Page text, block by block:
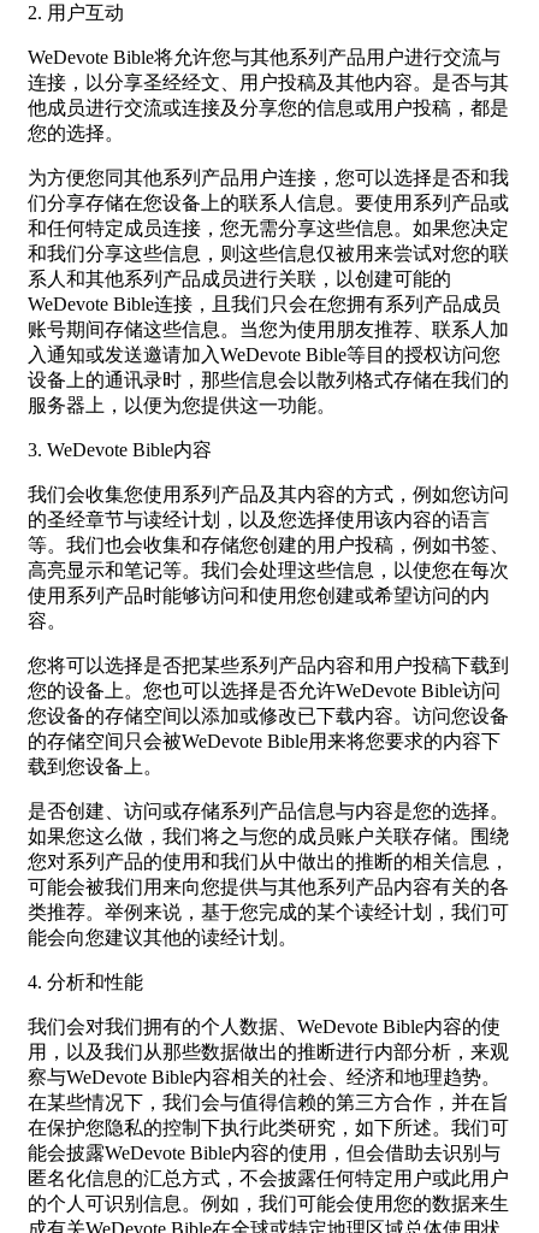
2. 用户互动
WeDevote Bible将允许您与其他系列产品用户进行交流与
连接，以分享圣经经文、用户投稿及其他内容。是否与其
他成员进行交流或连接及分享您的信息或用户投稿，都是
您的选择。
为方便您同其他系列产品用户连接，您可以选择是否和我
们分享存储在您设备上的联系人信息。要使用系列产品或
和任何特定成员连接，您无需分享这些信息。如果您决定
和我们分享这些信息，则这些信息仅被用来尝试对您的联
系人和其他系列产品成员进行关联，以创建可能的
WeDevote Bible连接，且我们只会在您拥有系列产品成员
账号期间存储这些信息。当您为使用朋友推荐、联系人加
入通知或发送邀请加入WeDevote Bible等目的授权访问您
设备上的通讯录时，那些信息会以散列格式存储在我们的
服务器上，以便为您提供这一功能。
3. WeDevote Bible内容
我们会收集您使用系列产品及其内容的方式，例如您访问
的圣经章节与读经计划，以及您选择使用该内容的语言
等。我们也会收集和存储您创建的用户投稿，例如书签、
高亮显示和笔记等。我们会处理这些信息，以使您在每次
使用系列产品时能够访问和使用您创建或希望访问的内
容。
您将可以选择是否把某些系列产品内容和用户投稿下载到
您的设备上。您也可以选择是否允许WeDevote Bible访问
您设备的存储空间以添加或修改已下载内容。访问您设备
的存储空间只会被WeDevote Bible用来将您要求的内容下
载到您设备上。
是否创建、访问或存储系列产品信息与内容是您的选择。
如果您这么做，我们将之与您的成员账户关联存储。围绕
您对系列产品的使用和我们从中做出的推断的相关信息，
可能会被我们用来向您提供与其他系列产品内容有关的各
类推荐。举例来说，基于您完成的某个读经计划，我们可
能会向您建议其他的读经计划。
4. 分析和性能
我们会对我们拥有的个人数据、WeDevote Bible内容的使
用，以及我们从那些数据做出的推断进行内部分析，来观
察与WeDevote Bible内容相关的社会、经济和地理趋势。
在某些情况下，我们会与值得信赖的第三方合作，并在旨
在保护您隐私的控制下执行此类研究，如下所述。我们可
能会披露WeDevote Bible内容的使用，但会借助去识别与
匿名化信息的汇总方式，不会披露任何特定用户或此用户
的个人可识别信息。例如，我们可能会使用您的数据来生
成有关WeDevote Bible在全球或特定地理区域总体使用状